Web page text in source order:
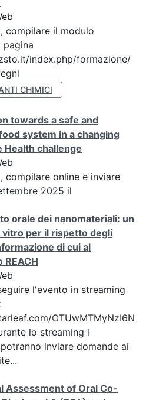
compilare il modulo
pagina
index.php/formazione/
CHIMICI
towards a safe and
system in a changing
Health challenge
compilare online e inviare
2025 il
orale dei nanomateriali: un
vitro per il rispetto degli
di cui al
l'evento in streaming
OTUwMTMyNzI6N
lo streaming i
inviare domande ai
Assessment of Oral Co-